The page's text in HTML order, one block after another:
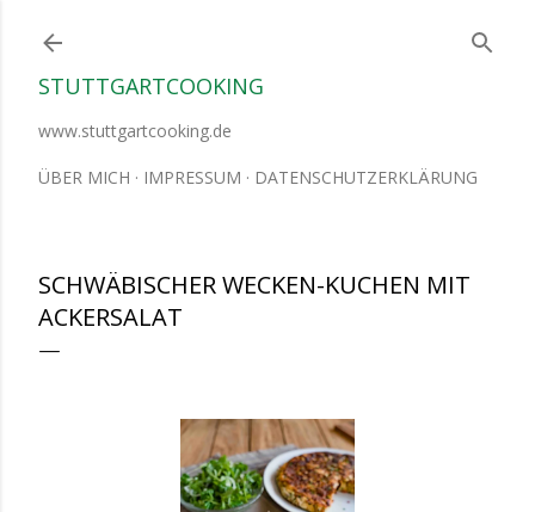
STUTTGARTCOOKING
www.stuttgartcooking.de
ÜBER MICH IMPRESSUM DATENSCHUTZERKLÄRUNG
SCHWÄBISCHER WECKEN-KUCHEN MIT
ACKERSALAT